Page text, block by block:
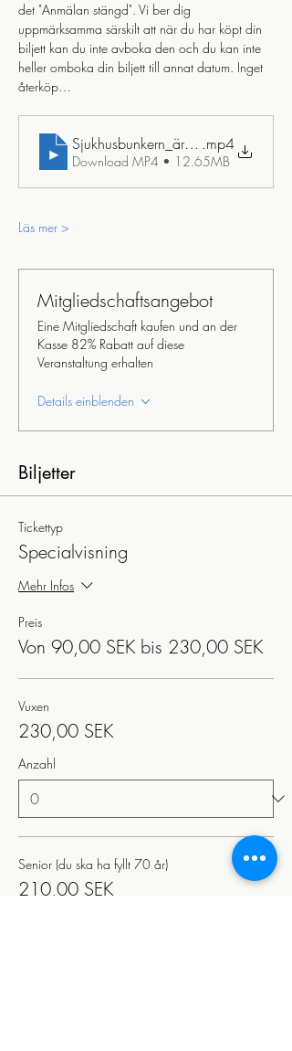
det "Anmälan stängd". Vi ber dig
uppmärksamma särskilt att när du har köpt din
biljett kan du inte avboka den och du kan inte
heller omboka din biljett till annat datum. Inget
återköp…
.mp4
Download MP4 • 12.65MB
Läs mer >
Mitgliedschaftsangebot
Eine Mitgliedschaft kaufen und an der
Kasse 82% Rabatt auf diese
Veranstaltung erhalten
Details einblenden
Biljetter
Tickettyp
Specialvisning
Mehr Infos
Preis
Von 90,00 SEK bis 230,00 SEK
Vuxen
230,00 SEK
Anzahl
Senior (du ska ha fyllt 70 år)
210,00 SEK